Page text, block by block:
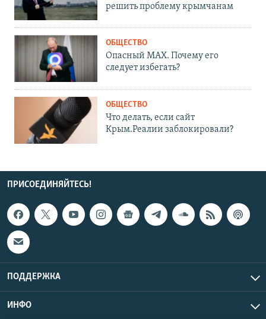
решить проблему крымчанам
ОБЩЕСТВО
Опасный MAX. Почему его
следует избегать?
ОБЩЕСТВО
Что делать, если сайт
Крым.Реалии заблокировали?
ПРИСОЕДИНЯЙТЕСЬ!
ПОДДЕРЖКА
ИНФО